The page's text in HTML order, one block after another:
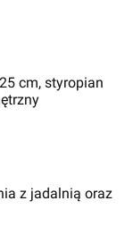
cm, styropian
z jadalnią oraz